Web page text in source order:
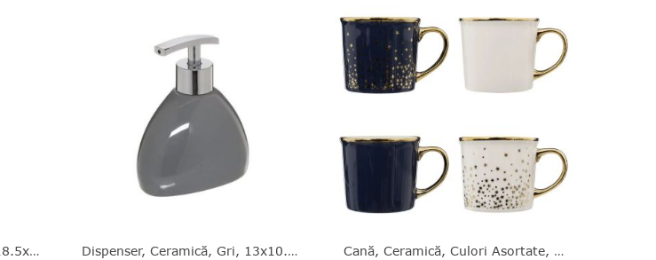
Dispenser, Plastic, Turcoaz, 18.5x7 Cm, Five - 3560239279679 Dispenser, Ceramică, Gri, 13x10.5x7.5 Cm, Silk, Five - 3560239280101 Cană, Ceramică, Culori Asortate, 300 Ml, Five - 3560232667459